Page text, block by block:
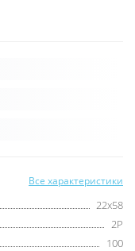
Все характеристики
22x58
2P
100